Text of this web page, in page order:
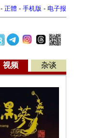
- 正體 - 手机版 - 电子报
视频 杂谈